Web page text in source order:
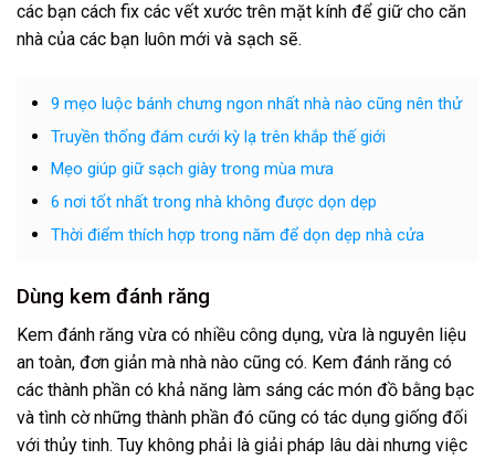
các bạn cách fix các vết xước trên mặt kính để giữ cho căn
nhà của các bạn luôn mới và sạch sẽ.
9 mẹo luộc bánh chưng ngon nhất nhà nào cũng nên thử
Truyền thống đám cưới kỳ lạ trên khắp thế giới
Mẹo giúp giữ sạch giày trong mùa mưa
6 nơi tốt nhất trong nhà không được dọn dẹp
Thời điểm thích hợp trong năm để dọn dẹp nhà cửa
Dùng kem đánh răng
Kem đánh răng vừa có nhiều công dụng, vừa là nguyên liệu
an toàn, đơn giản mà nhà nào cũng có. Kem đánh răng có
các thành phần có khả năng làm sáng các món đồ bằng bạc
và tình cờ những thành phần đó cũng có tác dụng giống đối
với thủy tinh. Tuy không phải là giải pháp lâu dài nhưng việc